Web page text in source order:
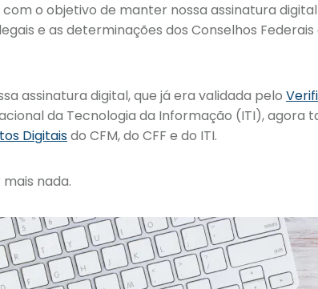
o objetivo de manter nossa assinatura
e as determinações dos Conselhos
assinatura digital, que já era validada pelo
da Tecnologia da Informação (ITI), agora
Digitaisdo CFM, do CFF e do ITI.
nada.